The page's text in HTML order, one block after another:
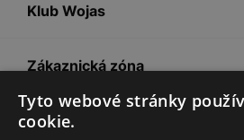
Klub Wojas
Zákaznická zóna
Společnost Wojas
Tyto webové stránky
cookie.